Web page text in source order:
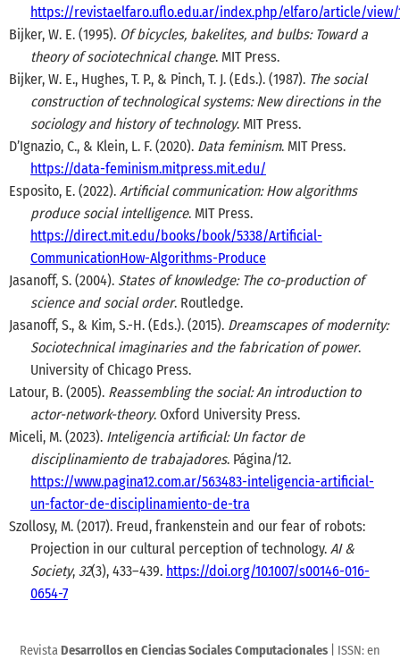
https://revistaelfaro.uflo.edu.ar/index.php/elfaro/article/view/
Bijker, W. E. (1995). Of bicycles, bakelites, and bulbs: Toward a
theory of sociotechnical change. MIT Press.
Bijker, W. E., Hughes, T. P., & Pinch, T. J. (Eds.). (1987). The social
construction of technological systems: New directions in the
sociology and history of technology. MIT Press.
D’Ignazio, C., & Klein, L. F. (2020). Data feminism. MIT Press.
https://data-feminism.mitpress.mit.edu/
Esposito, E. (2022). Artificial communication: How algorithms
produce social intelligence. MIT Press.
https://direct.mit.edu/books/book/5338/Artificial-
CommunicationHow-Algorithms-Produce
Jasanoff, S. (2004). States of knowledge: The co-production of
science and social order. Routledge.
Jasanoff, S., & Kim, S.-H. (Eds.). (2015). Dreamscapes of modernity:
Sociotechnical imaginaries and the fabrication of power.
University of Chicago Press.
Latour, B. (2005). Reassembling the social: An introduction to
actor-network-theory. Oxford University Press.
Miceli, M. (2023). Inteligencia artificial: Un factor de
disciplinamiento de trabajadores. Página/12.
https://www.pagina12.com.ar/563483-inteligencia-artificial-
un-factor-de-disciplinamiento-de-tra
Szollosy, M. (2017). Freud, frankenstein and our fear of robots:
Projection in our cultural perception of technology. AI &
Society, 32(3), 433–439. https://doi.org/10.1007/s00146-016-
0654-7
RevistaDesarrollos en Ciencias Sociales Computacionales | ISSN: en